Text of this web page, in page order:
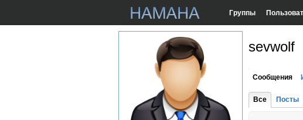
Группы
sevwolf
Сообщения
Все Посты